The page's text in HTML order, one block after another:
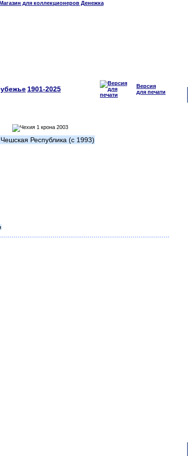
1901-2025
Версия
для печати
Республика (с 1993)